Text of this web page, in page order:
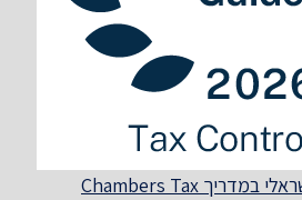
הרצוג חיבר את הפרק הישראלי במדריך Chambers Tax